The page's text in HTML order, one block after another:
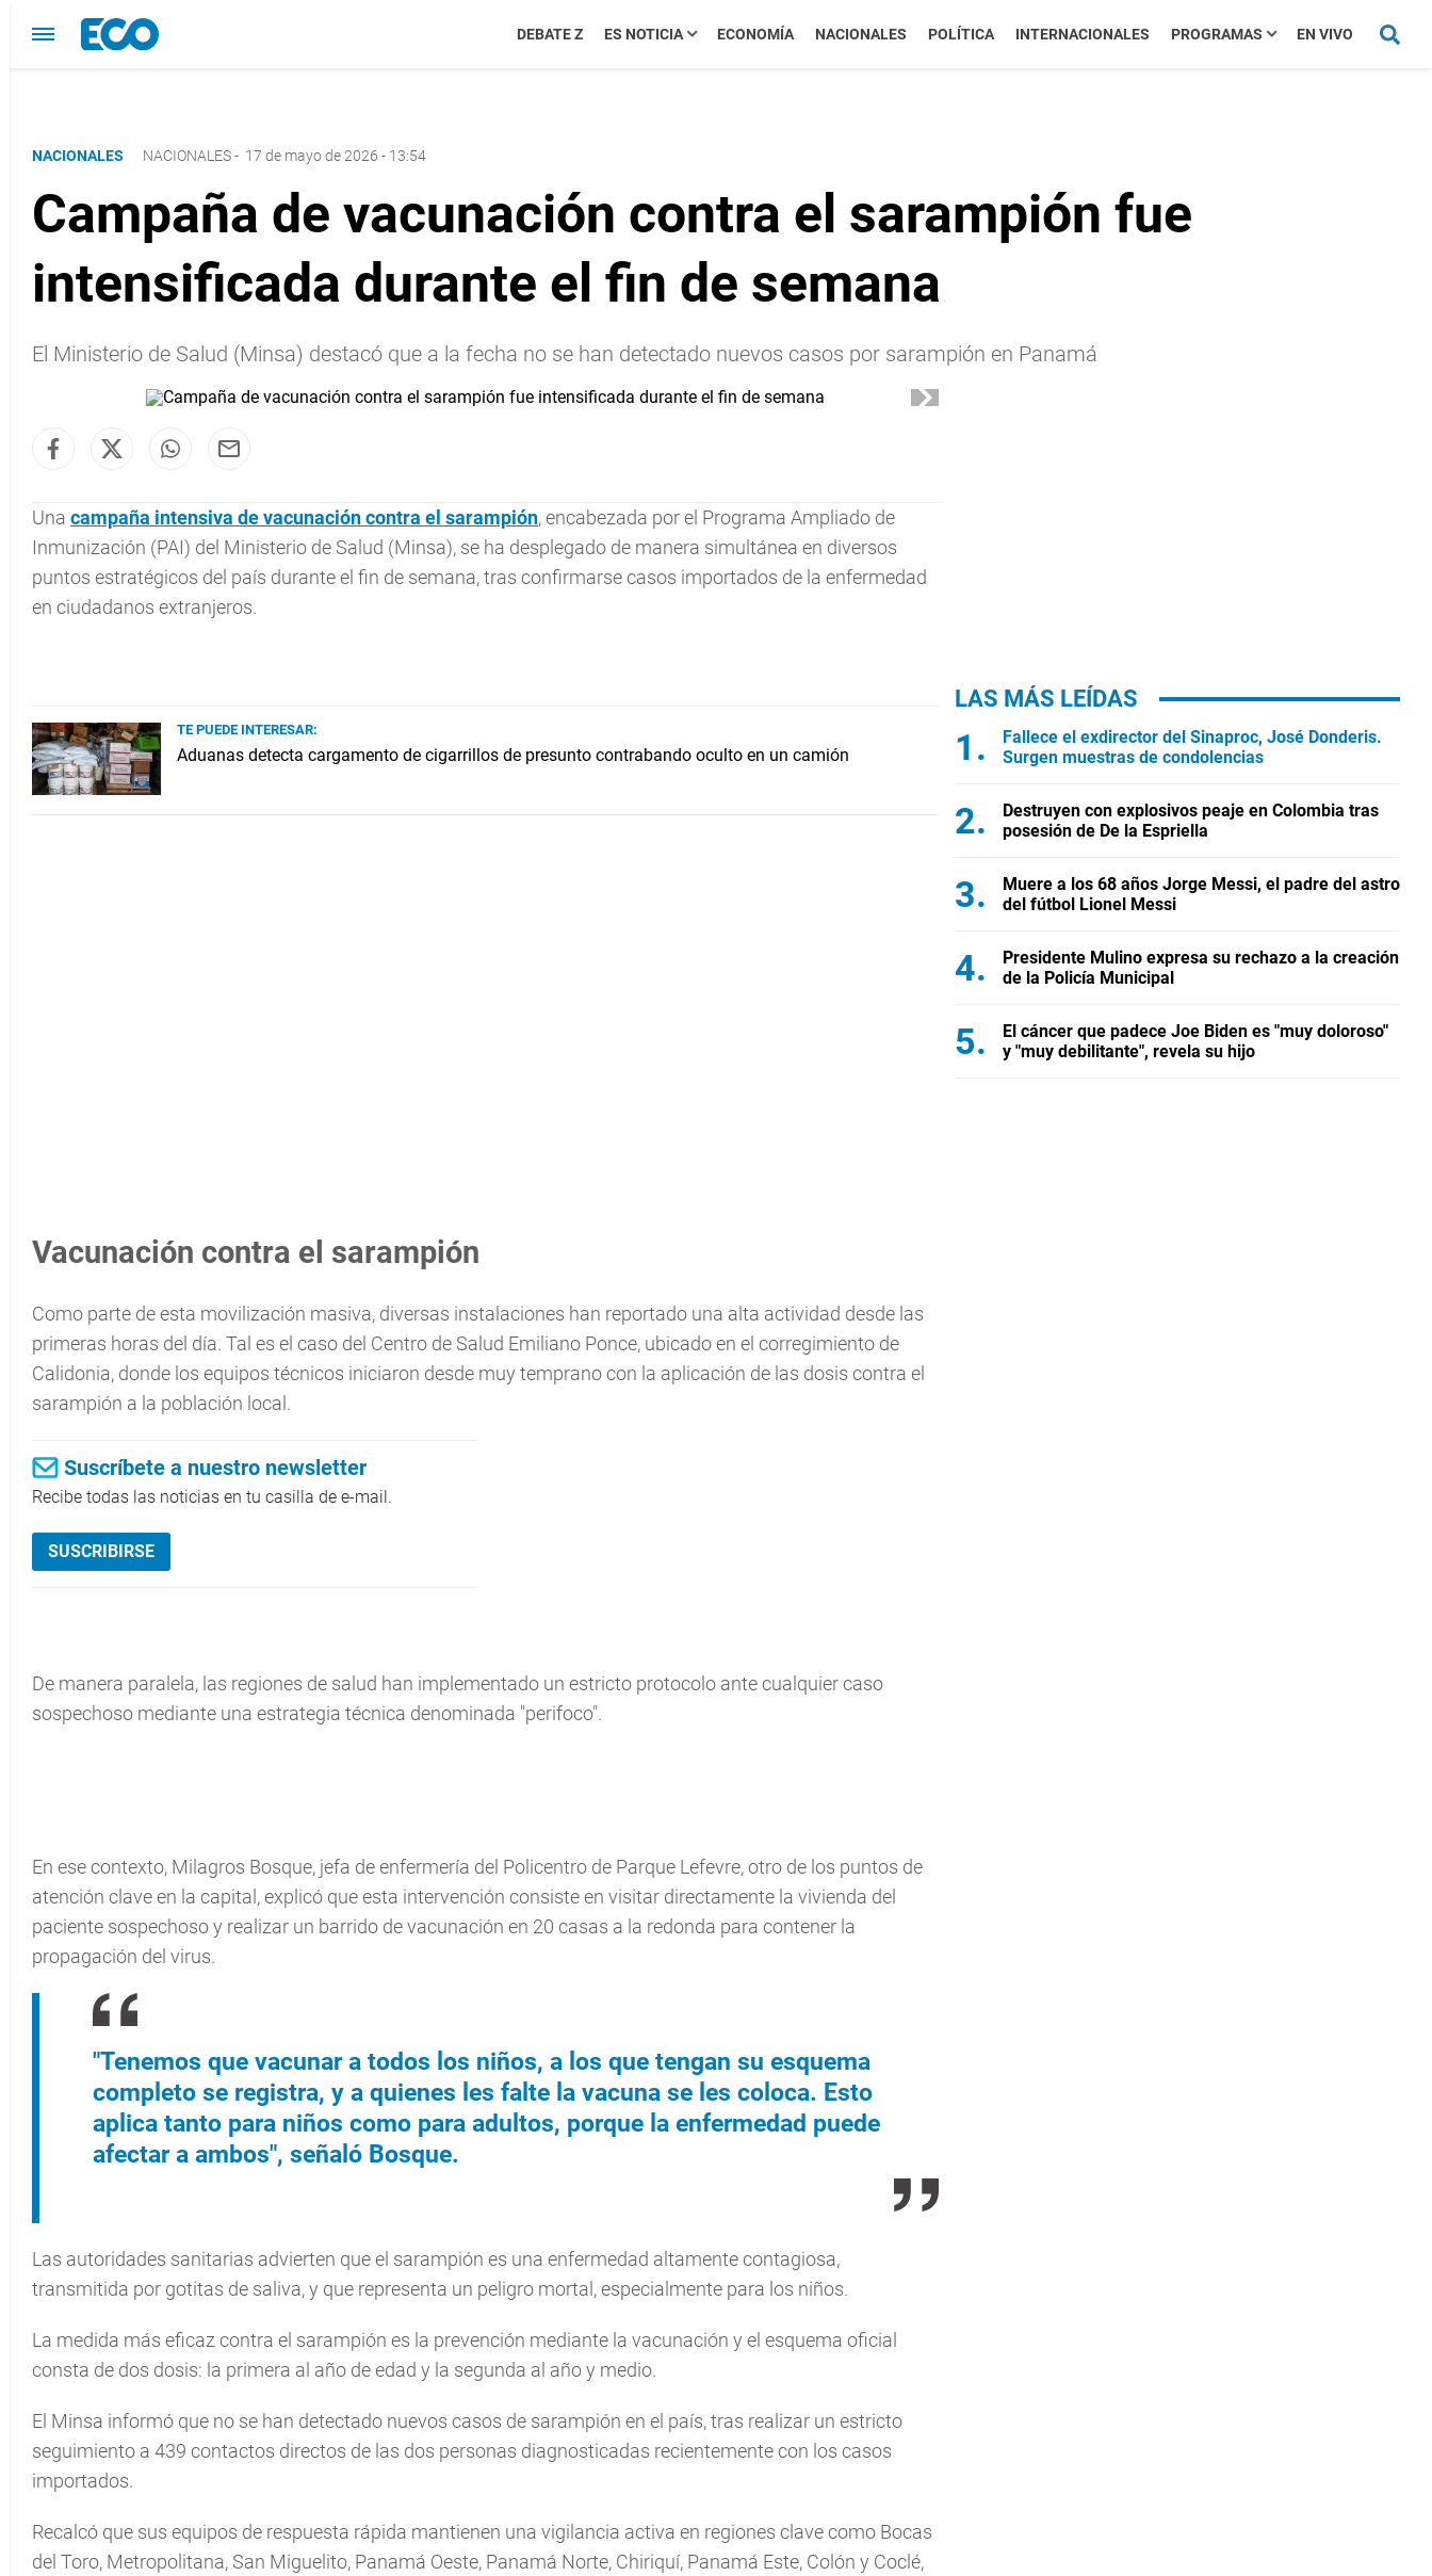
DEBATE Z ES NOTICIA ECONOMÍA NACIONALES POLÍTICA INTERNACIONALES PROGRAMAS EN VIVO
NACIONALES NACIONALES- 17 de mayo de 2026 - 13:54
Campaña de vacunación contra el sarampión fue
intensificada durante el fin de semana
El Ministerio de Salud (Minsa) destacó que a la fecha no se han detectado nuevos casos por sarampión en Panamá
Una campaña intensiva de vacunación contra el sarampión, encabezada por el Programa Ampliado de
Inmunización (PAI) del Ministerio de Salud (Minsa), se ha desplegado de manera simultánea en diversos
puntos estratégicos del país durante el fin de semana, tras confirmarse casos importados de la enfermedad
en ciudadanos extranjeros.
TE PUEDE INTERESAR:
Aduanas detecta cargamento de cigarrillos de presunto contrabando oculto en un camión
Vacunación contra el sarampión
Como parte de esta movilización masiva, diversas instalaciones han reportado una alta actividad desde las
primeras horas del día. Tal es el caso del Centro de Salud Emiliano Ponce, ubicado en el corregimiento de
Calidonia, donde los equipos técnicos iniciaron desde muy temprano con la aplicación de las dosis contra el
sarampión a la población local.
Suscríbete a nuestro newsletter
Recibe todas las noticias en tu casilla de e-mail.
SUSCRIBIRSE
De manera paralela, las regiones de salud han implementado un estricto protocolo ante cualquier caso
sospechoso mediante una estrategia técnica denominada "perifoco".
En ese contexto, Milagros Bosque, jefa de enfermería del Policentro de Parque Lefevre, otro de los puntos de
atención clave en la capital, explicó que esta intervención consiste en visitar directamente la vivienda del
paciente sospechoso y realizar un barrido de vacunación en 20 casas a la redonda para contener la
propagación del virus.
"Tenemos que vacunar a todos los niños, a los que tengan su esquema
completo se registra, y a quienes les falte la vacuna se les coloca. Esto
aplica tanto para niños como para adultos, porque la enfermedad puede
afectar a ambos", señaló Bosque.
Las autoridades sanitarias advierten que el sarampión es una enfermedad altamente contagiosa,
transmitida por gotitas de saliva, y que representa un peligro mortal, especialmente para los niños.
La medida más eficaz contra el sarampión es la prevención mediante la vacunación y el esquema oficial
consta de dos dosis: la primera al año de edad y la segunda al año y medio.
El Minsa informó que no se han detectado nuevos casos de sarampión en el país, tras realizar un estricto
seguimiento a 439 contactos directos de las dos personas diagnosticadas recientemente con los casos
importados.
Recalcó que sus equipos de respuesta rápida mantienen una vigilancia activa en regiones clave como Bocas
del Toro, Metropolitana, San Miguelito, Panamá Oeste, Panamá Norte, Chiriquí, Panamá Este, Colón y Coclé,
LAS MÁS LEÍDAS
Fallece el exdirector del Sinaproc, José Donderis.
Surgen muestras de condolencias
Destruyen con explosivos peaje en Colombia tras
posesión de De la Espriella
Muere a los 68 años Jorge Messi, el padre del astro
del fútbol Lionel Messi
Presidente Mulino expresa su rechazo a la creación
de la Policía Municipal
El cáncer que padece Joe Biden es "muy doloroso"
y "muy debilitante", revela su hijo